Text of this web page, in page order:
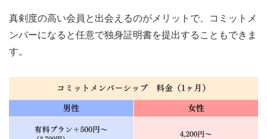
真剣度の高い会員と出会えるのがメリットで、コミットメ
ンバーになると任意で独身証明書を提出することもできま
す。